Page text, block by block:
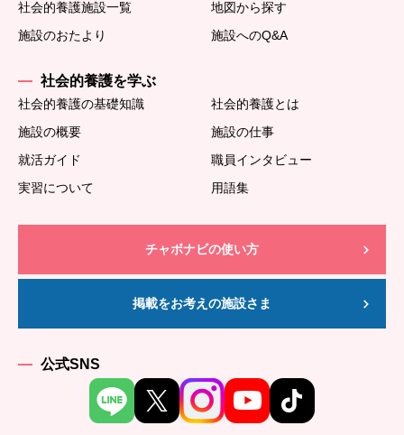
社会的養護施設一覧
地図から探す
施設のおたより
施設へのQ&A
社会的養護を学ぶ
社会的養護の基礎知識
社会的養護とは
施設の概要
施設の仕事
就活ガイド
職員インタビュー
実習について
用語集
チャボナビの使い方
掲載をお考えの施設さま
公式SNS